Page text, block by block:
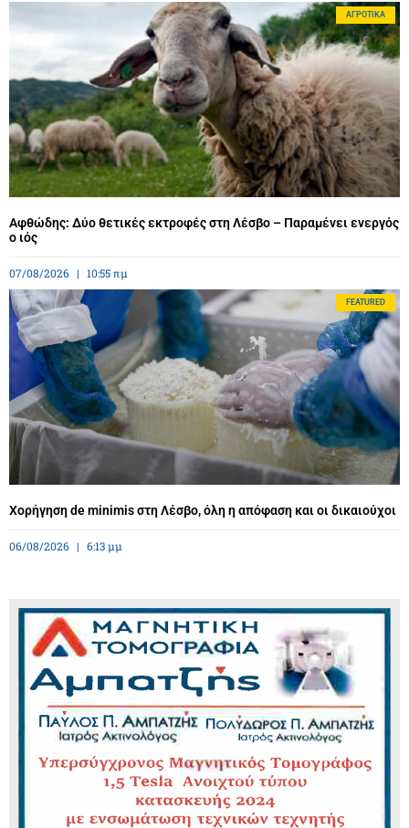
ΑΓΡΟΤΙΚΆ
Αφθώδης: Δύο θετικές εκτροφές στη Λέσβο – Παραμένει ενεργός
ο ιός
07/08/2026 10:55 πμ
FEATURED
Χορήγηση de minimis στη Λέσβο, όλη η απόφαση και οι δικαιούχοι
06/08/2026 6:13 μμ